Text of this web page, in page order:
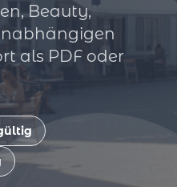
Beauty,
als PDF oder